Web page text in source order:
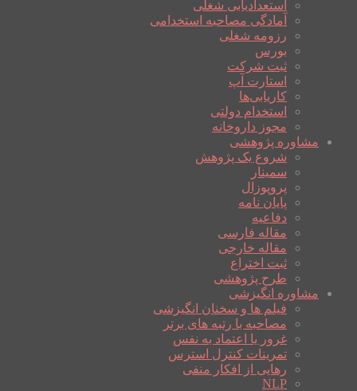
استعدادیابی شغلی
آمادگی مصاحبه استخدامی
رزومه شغلی
بورس
ثبت شرکت
استارت آپ
کاریابی‌ها
استخدام دولتی
مجوز داروخانه
مشاوره پژوهشی
شروع یک پژوهش
سمینار
پروپوزال
پایان نامه
دفاعیه
مقاله فارسی
مقاله خارجی
ثبت اختراع
طرح پژوهشی
مشاوره انگیزشی
فیلم ها و سخنان انگیزشی
مصاحبه با رتبه های برتر
غرور یا اعتماد به نفس
تمرینات کنترل استرس
رهایی از افکار منفی
NLP